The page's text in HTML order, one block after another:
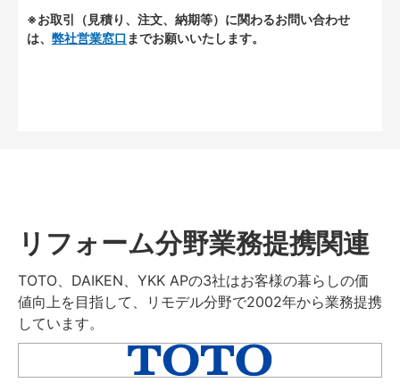
※お取引（見積り、注文、納期等）に関わるお問い合わせ
は、 弊社営業窓口 までお願いいたします。
リフォーム分野業務提携関連
TOTO、DAIKEN、YKK APの3社はお客様の暮らしの価
値向上を目指して、リモデル分野で2002年から業務提携
しています。